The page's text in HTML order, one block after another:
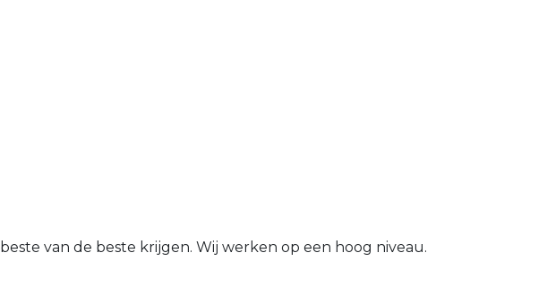
van de beste krijgen. Wij werken op een hoog niveau.